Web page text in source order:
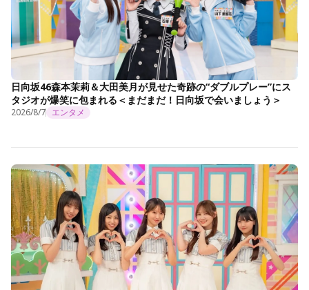
日向坂46森本茉莉＆大田美月が見せた奇跡の“ダブルプレー”にス
タジオが爆笑に包まれる＜まだまだ！日向坂で会いましょう＞
2026/8/7 エンタメ